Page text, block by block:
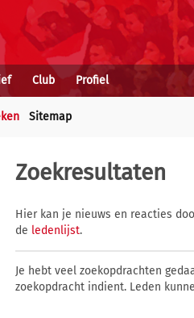
Club Profiel
Sitemap
Zoekresultaten
Hier kan je nieuws en reacties
de ledenlijst.
Je hebt veel zoekopdrachten
zoekopdracht indient. Leden